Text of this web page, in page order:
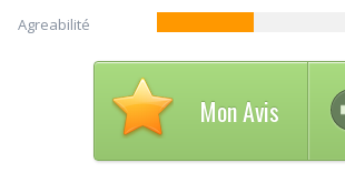
Agreabilité
Mon Avis